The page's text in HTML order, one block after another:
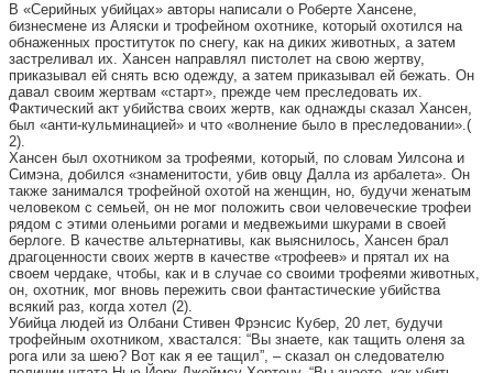
В «Серийных убийцах» авторы написали о Роберте Хансене,
бизнесмене из Аляски и трофейном охотнике, который охотился на
обнаженных проституток по снегу, как на диких животных, а затем
застреливал их. Хансен направлял пистолет на свою жертву,
приказывал ей снять всю одежду, а затем приказывал ей бежать. Он
давал своим жертвам «старт», прежде чем преследовать их.
Фактический акт убийства своих жертв, как однажды сказал Хансен,
был «анти-кульминацией» и что «волнение было в преследовании».(
2).
Хансен был охотником за трофеями, который, по словам Уилсона и
Симэна, добился «знаменитости, убив овцу Далла из арбалета». Он
также занимался трофейной охотой на женщин, но, будучи женатым
человеком с семьей, он не мог положить свои человеческие трофеи
рядом с этими оленьими рогами и медвежьими шкурами в своей
берлоге. В качестве альтернативы, как выяснилось, Хансен брал
драгоценности своих жертв в качестве «трофеев» и прятал их на
своем чердаке, чтобы, как и в случае со своими трофеями животных,
он, охотник, мог вновь пережить свои фантастические убийства
всякий раз, когда хотел (2).
Убийца людей из Олбани Стивен Фрэнсис Кубер, 20 лет, будучи
трофейным охотником, хвастался: “Вы знаете, как тащить оленя за
рога или за шею? Вот как я ее тащил”, – сказал он следователю